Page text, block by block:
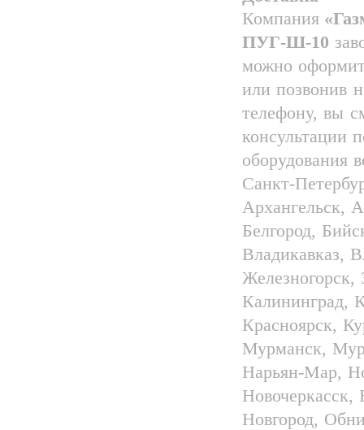
Компания
ПУГ-Ш-10
можно
или позвонив
телефону, вы
консультации
оборудования
Санкт-
Архангельск,
Белгород,
Владикавказ,
Калининград,
Красноярск,
Мурманск,
Нарьян-Мар,
Новгород,